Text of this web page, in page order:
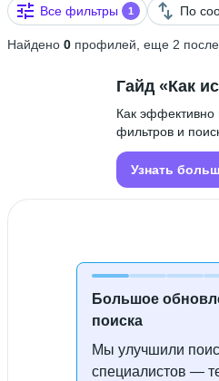
Все фильтры
1 По
Найдено 0 профилей, еще 2 после
Большое
поиска
Мы улучшили
специалистов —
Гайд «Как
Как эффективно
фильтров и
Узнать
Специалисты